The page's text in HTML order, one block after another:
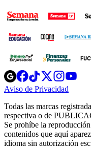
Opens
in
new
Opens
in
new
Opens
in
new
window
Opens
new
window
Aviso de Privacidad
new
Todas las marcas
respectiva o de
Se prohíbe la
contenidos que aquí
idioma sin autorización